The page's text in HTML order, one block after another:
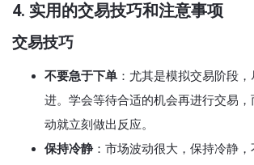
4. 实用的交易技巧和注意事项
交易技巧
不要急于下单 ：尤其是模拟交易阶段
进。学会等待合适的机会再进行交易
动就立刻做出反应。
保持冷静：市场波动很大，保持冷静